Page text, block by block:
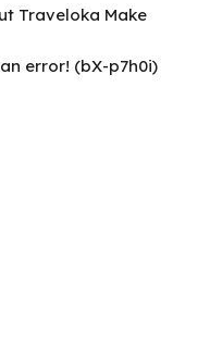
Traveloka Make
error! (bX-p7h0i)